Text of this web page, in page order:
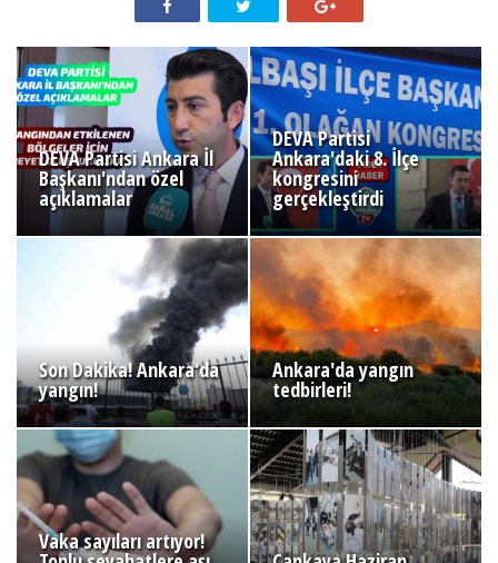
DEVA Partisi Ankara İl
Başkanı'ndan özel
açıklamalar
DEVA Partisi
Ankara'daki 8. İlçe
kongresini
gerçekleştirdi
Son Dakika! Ankara'da
yangın!
Ankara'da yangın
tedbirleri!
Vaka sayıları artıyor!